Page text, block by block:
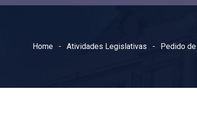
Home Atividades Legislativas Pedido